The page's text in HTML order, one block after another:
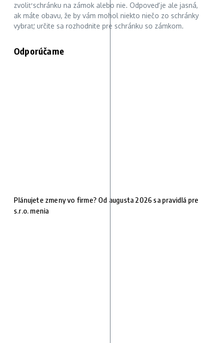
zvoliť schránku na zámok alebo nie. Odpoveď je ale jasná,
ak máte obavu, že by vám mohol niekto niečo zo schránky
vybrať, určite sa rozhodnite pre schránku so zámkom.
Odporúčame
Plánujete zmeny vo firme? Od augusta 2026 sa pravidlá pre
s.r.o. menia